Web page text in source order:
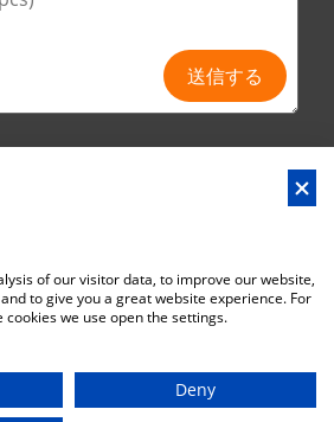
Road, Huanan Ind Park,Liaobo市,東莞
市,広東省,中国
Road, Park Songshan Lake,
ス・インダストリアル株式会社 一切の
of our visitor data, to improve our website,
to give you a great website experience. For
we use open the settings.
Deny